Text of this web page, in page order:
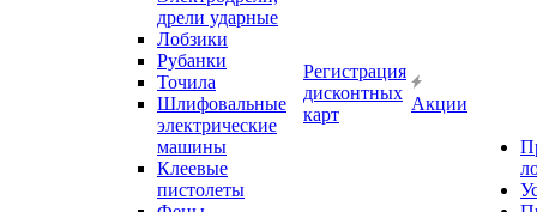
дрели ударные
Лобзики
Рубанки
Точила
Шлифовальные
электрические
машины
Клеевые
пистолеты
Регистрация
дисконтных
карт
Акции